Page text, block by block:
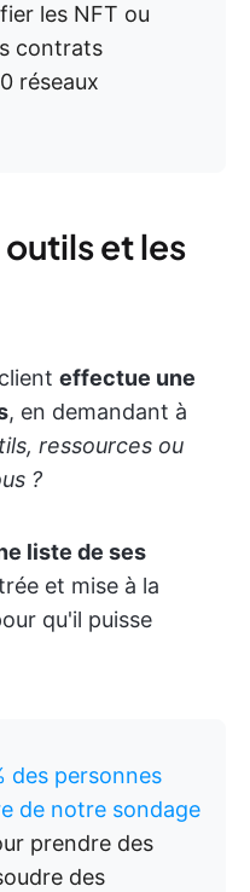
les NFT ou
contrats
réseaux
et les
effectue une
, en demandant à
ressources ou
?
liste de ses
et mise à la
qu'il puisse
des personnes
de notre sondage
prendre des
des